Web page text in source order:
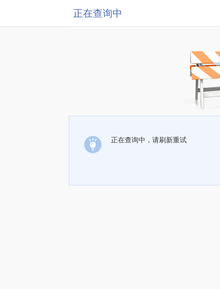
正在查询中
正在查询中，请刷新重试